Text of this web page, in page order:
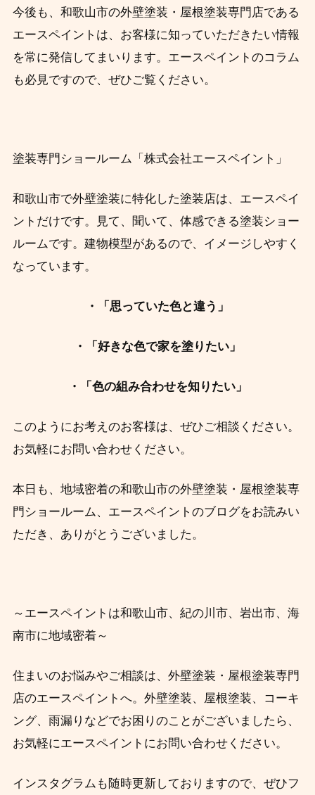
今後も、和歌山市の外壁塗装・屋根塗装専門店である
エースペイントは、お客様に知っていただきたい情報
を常に発信してまいります。エースペイントのコラム
も必見ですので、ぜひご覧ください。
塗装専門ショールーム「株式会社エースペイント」
和歌山市で外壁塗装に特化した塗装店は、エースペイ
ントだけです。見て、聞いて、体感できる塗装ショー
ルームです。建物模型があるので、イメージしやすく
なっています。
・「思っていた色と違う」
・「好きな色で家を塗りたい」
・「色の組み合わせを知りたい」
このようにお考えのお客様は、ぜひご相談ください。
お気軽にお問い合わせください。
本日も、地域密着の和歌山市の外壁塗装・屋根塗装専
門ショールーム、エースペイントのブログをお読みい
ただき、ありがとうございました。
～エースペイントは和歌山市、紀の川市、岩出市、海
南市に地域密着～
住まいのお悩みやご相談は、外壁塗装・屋根塗装専門
店のエースペイントへ。外壁塗装、屋根塗装、コーキ
ング、雨漏りなどでお困りのことがございましたら、
お気軽にエースペイントにお問い合わせください。
インスタグラムも随時更新しておりますので、ぜひフ